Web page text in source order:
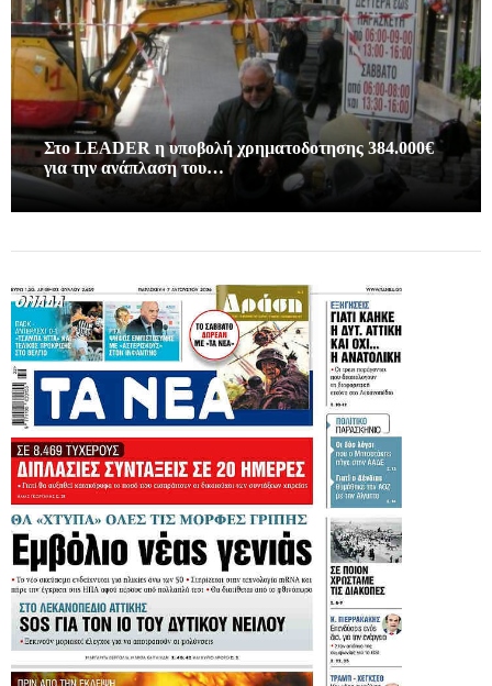
Στο LEADER η υποβολή χρηματοδοτησης 384.000€
για την ανάπλαση του…